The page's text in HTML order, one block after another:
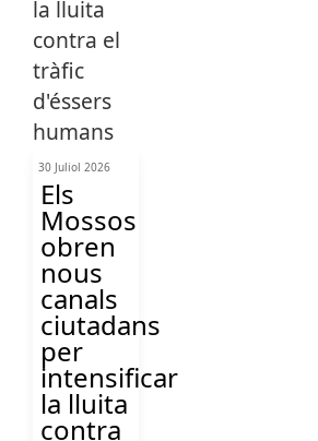
30 Juliol 2026
Els
Mossos
obren
nous
canals
ciutadans
per
intensificar
la lluita
contra